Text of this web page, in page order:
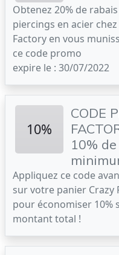
Obtenez 20% de
piercings en acier chez
Factory en vous
ce code promo
expire le : 30/07/2022
10%
CODE
10%
Appliquez ce code
sur votre panier Crazy
pour économiser 10%
montant total !